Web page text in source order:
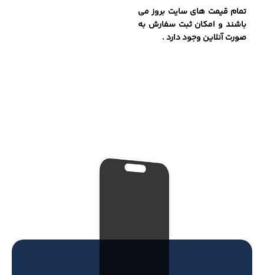
تمام قیمت های سایت بروز می
باشند و امکان ثبت سفارش به
صورت آنلاین وجود دارد .